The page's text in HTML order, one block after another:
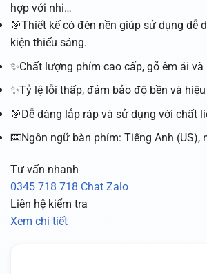
hợp với nhi…
🎯Thiết kế có đèn nền giúp sử dụng dễ
kiện thiếu sáng.
✨Chất lượng phím cao cấp, gõ êm ái và
✨Tỷ lệ lỗi thấp, đảm bảo độ bền và
🎯Dễ dàng lắp ráp và sử dụng với chất
⌨️Ngôn ngữ bàn phím: Tiếng Anh (US),
Tư vấn nhanh
0345 718 718 Chat Zalo
Liên hệ kiểm tra
Xem chi tiết